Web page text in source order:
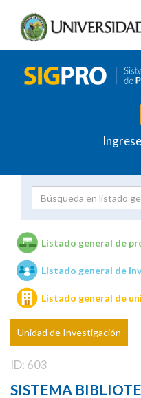
Unidades de
Listado general de
Listado general de
Listado general de
Unidad de Investigación
ID: 603
SISTEMA